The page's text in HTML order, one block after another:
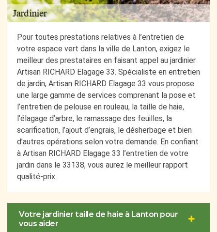
Pour toutes prestations relatives à l’entretien de
votre espace vert dans la ville de Lanton, exigez le
meilleur des prestataires en faisant appel au jardinier
Artisan RICHARD Elagage 33. Spécialiste en entretien
de jardin, Artisan RICHARD Elagage 33 vous propose
une large gamme de services comprenant la pose et
l’entretien de pelouse en rouleau, la taille de haie,
l’élagage d’arbre, le ramassage des feuilles, la
scarification, l’ajout d’engrais, le désherbage et bien
d’autres opérations selon votre demande. En confiant
à Artisan RICHARD Elagage 33 l’entretien de votre
jardin dans le 33138, vous aurez le meilleur rapport
qualité-prix.
Votre jardinier taille de haie à Lanton pour
vous aider